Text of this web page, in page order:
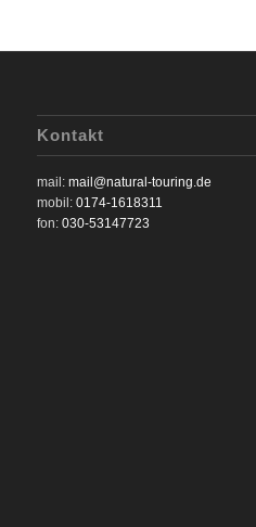
Kontakt
mail:mail@natural-touring.de
mobil:0174-1618311
fon:030-53147723